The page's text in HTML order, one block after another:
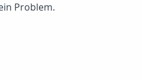
Problem.